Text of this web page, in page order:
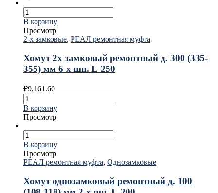
В корзину
Просмотр
2-х замковые, РЕАЛ ремонтная муфта
Хомут 2х замковый ремонтный д. 300 (335-
355) мм 6-х шп. L-250
₽9,161.60
В корзину
Просмотр
В корзину
Просмотр
РЕАЛ ремонтная муфта, Однозамковые
Хомут однозамковый ремонтный д. 100